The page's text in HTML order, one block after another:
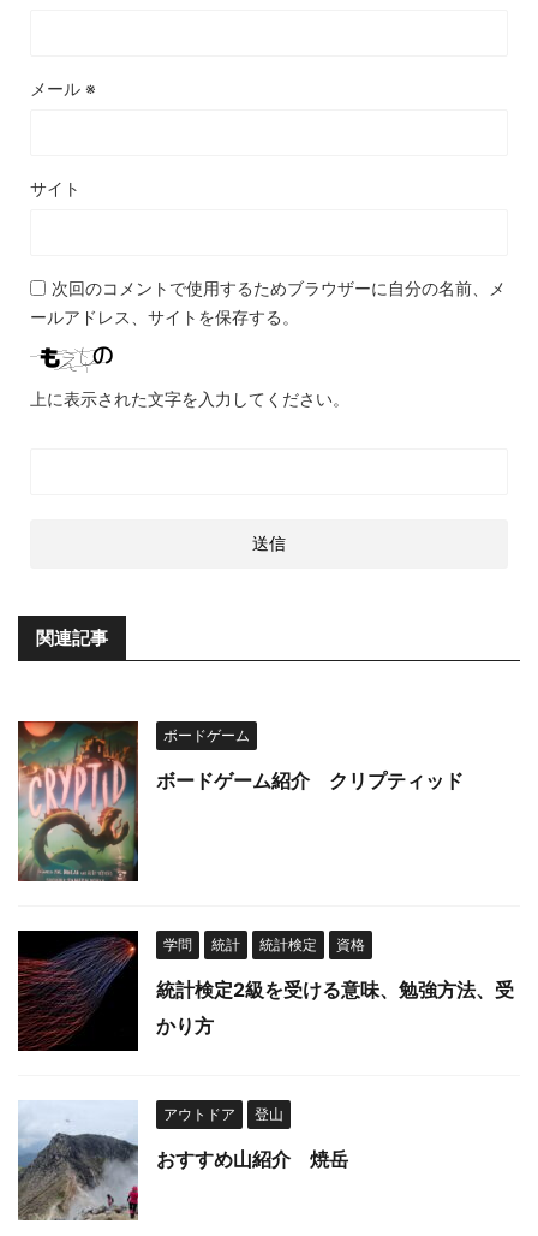
メール ※
サイト
次回のコメントで使用するためブラウザーに自分の名前、メ
ールアドレス、サイトを保存する。
上に表示された文字を入力してください。
関連記事
ボードゲーム
ボードゲーム紹介 クリプティッド
学問 統計 統計検定 資格
統計検定2級を受ける意味、勉強方法、受
かり方
アウトドア 登山
おすすめ山紹介 焼岳